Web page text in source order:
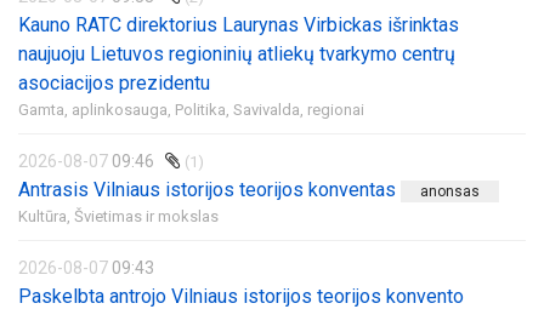
Kauno RATC direktorius Laurynas Virbickas išrinktas
naujuoju Lietuvos regioninių atliekų tvarkymo centrų
asociacijos prezidentu
Gamta, aplinkosauga, Politika, Savivalda, regionai
2026-08-07 09:46 (1)
Antrasis Vilniaus istorijos teorijos konventas anonsas
Kultūra, Švietimas ir mokslas
2026-08-07 09:43
Paskelbta antrojo Vilniaus istorijos teorijos konvento